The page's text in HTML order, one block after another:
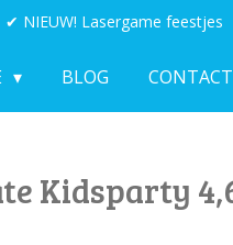
✔ NIEUW! Lasergame feestjes
BLOG CONTACT
Kidsparty